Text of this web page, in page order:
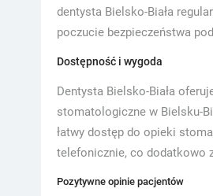
dentysta Bielsko-Biała
poczucie bezpieczeństwa
Dostępność i wygoda
Dentysta Bielsko-Biała
stomatologiczne w Bielsku-
łatwy dostęp do opieki
telefonicznie, co dodatkowo
Pozytywne opinie pacjentów